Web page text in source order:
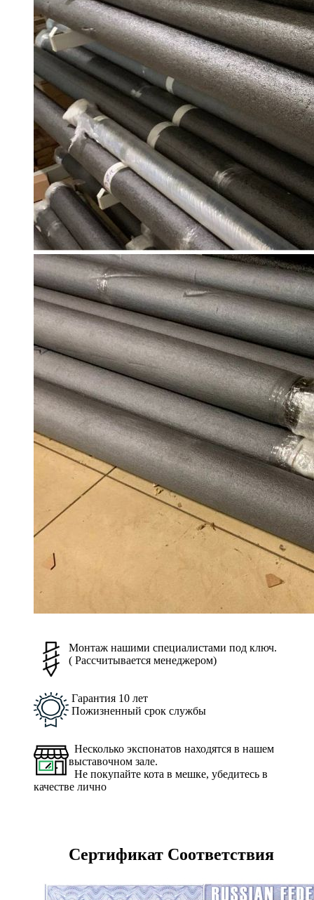
Монтаж нашими специалистами под ключ.
( Рассчитывается менеджером)
Гарантия 10 лет
Пожизненный срок службы
Несколько экспонатов находятся в нашем
выставочном зале.
Не покупайте кота в мешке, убедитесь в
качестве лично
Сертификат Соответствия